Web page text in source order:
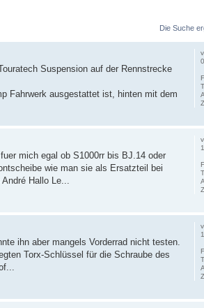
Die Suche
Suspension auf der Rennstrecke
Fahrwerk ausgestattet ist, hinten mit dem
mich egal ob S1000rr bis BJ.14 oder
wie man sie als Ersatzteil bei
Hallo Le...
ihn aber mangels Vorderrad nicht testen.
Torx-Schlüssel für die Schraube des